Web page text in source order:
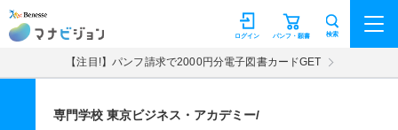
マナビジョン パンフ・願書
ログイン 検索
【注目!】パンフ請求で2000円分電子図書カードGET
専門学校 東京ビジネス・アカデミー/